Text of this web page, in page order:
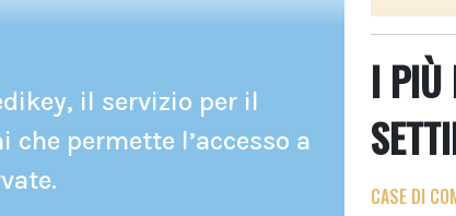
il servizio per il
permette l’accesso a
I PIÙ
CASE DI